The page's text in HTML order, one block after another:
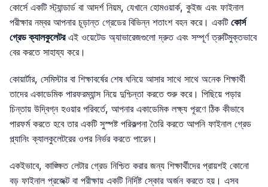
কোর্সে একটি স্ট্যান্ডার্ড বা আদর্শ নিয়ম, যেখানে হোমওয়ার্ক, কুইজ এবং ফাইনাল
পরীক্ষার নম্বর আপনার চূড়ান্ত গ্রেডের বিভিন্ন শতাংশ বহন করে। একটি কোর্স
গ্রেড ক্যালকুলেটরএই ওয়েটেড অ্যাভারেজগুলো দ্রুত এবং সম্পূর্ণ ত্রুটিমুক্তভাবে
বের করতে সাহায্য করে।
কোয়ার্টার, সেমিস্টার বা শিক্ষাবর্ষের শেষ ঘনিয়ে আসার সাথে সাথে অনেক শিক্ষার্থী
তাদের একাডেমিক পারফরম্যান্স নিয়ে দুশ্চিন্তা করতে শুরু করে। পিছিয়ে পড়ার
চিন্তায় উদ্বিগ্ন হওয়ার পরিবর্তে, আপনার একাডেমিক লক্ষ্য পূরণে ঠিক কীভাবে
পারফর্ম করতে হবে তার একটি সুস্পষ্ট পরিকল্পনা তৈরি করতে আপনি ফাইনাল গ্রেড
প্ল্যানিং ক্যালকুলেটরের ওপর নির্ভর করতে পারেন।
একইভাবে, কাঙ্ক্ষিত লেটার গ্রেড নিশ্চিত করার জন্য শিক্ষার্থীদের প্রায়শই কোনো
বড় ফাইনাল প্রজেক্ট বা পরীক্ষায় একটি নির্দিষ্ট স্কোর অর্জন করতে হয়। এসব